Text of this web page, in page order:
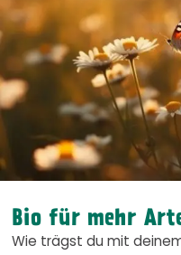
Bio für mehr
Wie trägst du mit